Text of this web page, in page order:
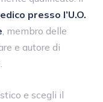
presso l’U.O.
, membro delle
e autore di
e scegli il